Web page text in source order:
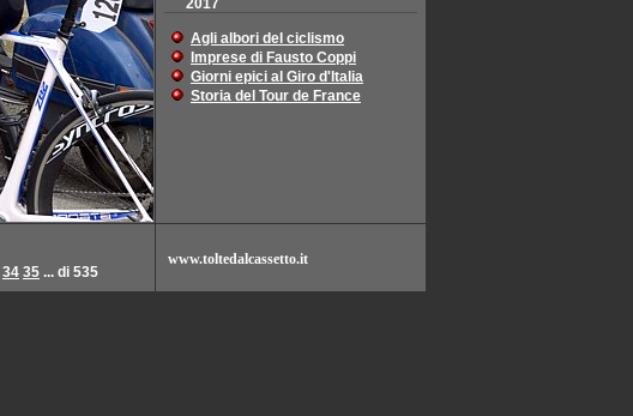
2017
Agli albori del ciclismo
Imprese di Fausto Coppi
Giorni epici al Giro d'Italia
Storia del Tour de France
34 35 ... di 535
www.toltedalcassetto.it